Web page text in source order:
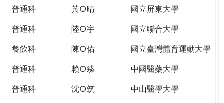
THE
PATH
GLOBAL
普通科
黃○晴
國立屏東大學
普通科
陸○宇
國立聯合大學
餐飲科
陳○佑
國立臺灣體育運動大學
普通科
賴○臻
中國醫藥大學
普通科
沈○筑
中山醫學大學